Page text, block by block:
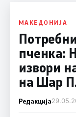
МАКЕДОНИЈА
пченка:
извори
на Шар
Редакција